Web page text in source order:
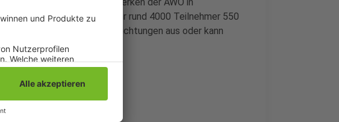
Neuss haben im letzten Jahr rund 4000 Teilnehmer 550
liegt in den AWO- Einrichtungen aus oder kann